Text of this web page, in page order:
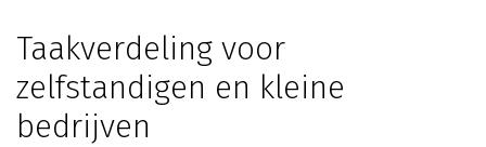
Taakverdeling voor
zelfstandigen en kleine
bedrijven